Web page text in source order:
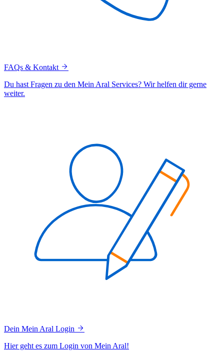
FAQs & Kontakt
Du hast Fragen zu den Mein Aral Services? Wir helfen dir gerne
weiter.
Dein Mein Aral Login
Hier geht es zum Login von Mein Aral!